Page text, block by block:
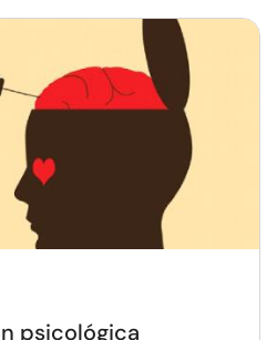
psicológica